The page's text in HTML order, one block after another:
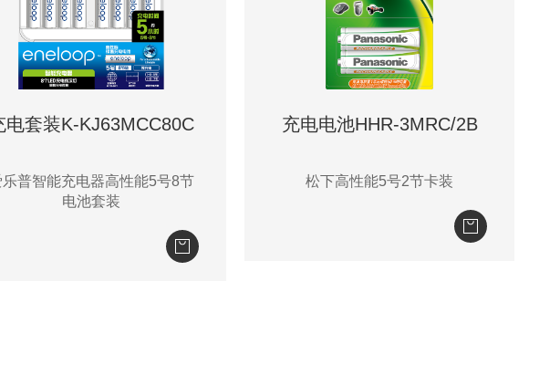
电套装K-KJ63MCC80C
乐普智能充电器高性能5号8节
电池套装
充电电池HHR-3MRC/2B
松下高性能5号2节卡装